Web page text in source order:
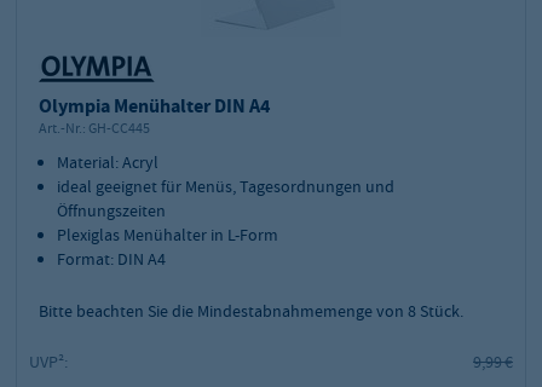
Olympia Menühalter DIN A4
Art.-Nr.: GH-CC445
Material: Acryl
ideal geeignet für Menüs, Tagesordnungen und
Öffnungszeiten
Plexiglas Menühalter in L-Form
Format: DIN A4
Bitte beachten Sie die Mindestabnahmemenge von 8 Stück.
UVP²:
9,99 €